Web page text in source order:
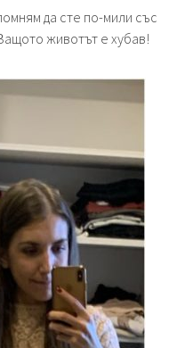
да сте по-мили със
животът е хубав!